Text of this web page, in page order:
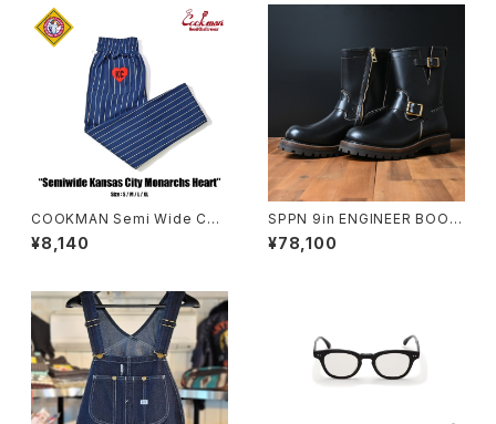
COOKMAN Semi Wide Che
f Pants KANSAS CITY
¥8,140
SPPN 9in ENGINEER BOOT
S BLACK TUMAZ
¥78,100